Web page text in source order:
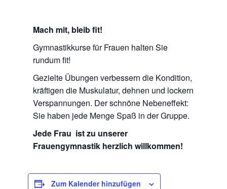
Mach mit, bleib fit!
Gymnastikkurse für Frauen halten Sie
rundum fit!
Gezielte Übungen verbessern die Kondition,
kräftigen die Muskulatur, dehnen und lockern
Verspannungen. Der schnöne Nebeneffekt:
Sie haben jede Menge Spaß in der Gruppe.
Jede Frau ist zu unserer
Frauengymnastik herzlich willkommen!
Zum Kalender hinzufügen